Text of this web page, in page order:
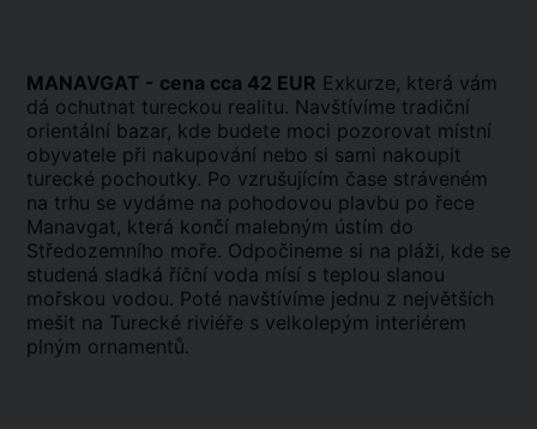
MANAVGAT - cena cca 42 EUR Exkurze, která vám
dá ochutnat tureckou realitu. Navštívíme tradiční
orientální bazar, kde budete moci pozorovat místní
obyvatele při nakupování nebo si sami nakoupit
turecké pochoutky. Po vzrušujícím čase stráveném
na trhu se vydáme na pohodovou plavbu po řece
Manavgat, která končí malebným ústím do
Středozemního moře. Odpočineme si na pláži, kde se
studená sladká říční voda mísí s teplou slanou
mořskou vodou. Poté navštívíme jednu z největších
mešit na Turecké riviéře s velkolepým interiérem
plným ornamentů.